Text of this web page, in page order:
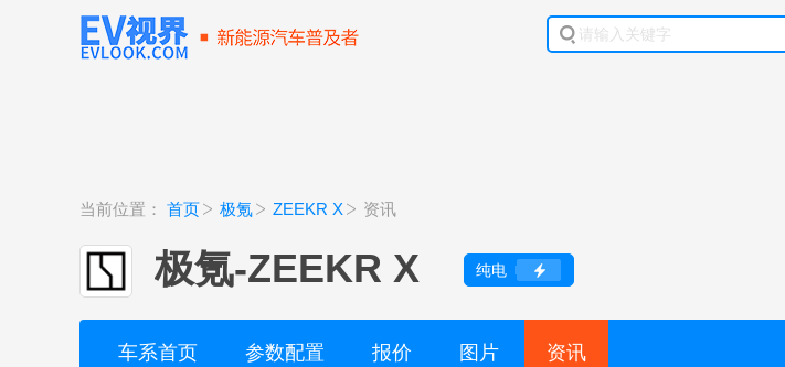
当前位置： 首页 极氪 ZEEKR X 资讯
极氪-ZEEKR X 纯电
车系首页 参数配置 报价 图片 资讯